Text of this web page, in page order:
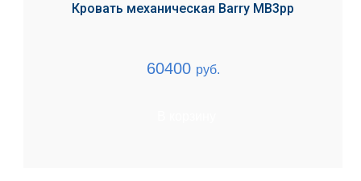
Кровать механическая Barry MB3pp
60400 руб.